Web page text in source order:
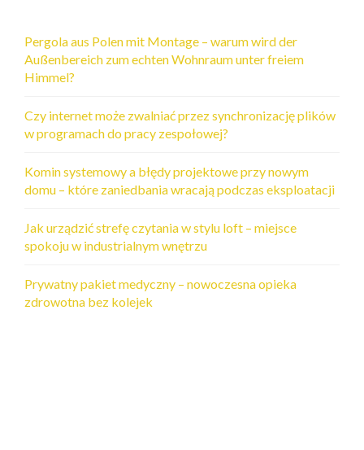
Pergola aus Polen mit Montage – warum wird der
Außenbereich zum echten Wohnraum unter freiem
Himmel?
Czy internet może zwalniać przez synchronizację plików
w programach do pracy zespołowej?
Komin systemowy a błędy projektowe przy nowym
domu – które zaniedbania wracają podczas eksploatacji
Jak urządzić strefę czytania w stylu loft – miejsce
spokoju w industrialnym wnętrzu
Prywatny pakiet medyczny – nowoczesna opieka
zdrowotna bez kolejek